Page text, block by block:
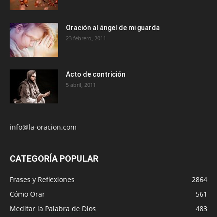
Oración al ángel de mi guarda
23 febrero, 2011
Acto de contrición
5 abril, 2011
info@la-oracion.com
CATEGORÍA POPULAR
Frases y Reflexiones
2864
Cómo Orar
561
Meditar la Palabra de Dios
483